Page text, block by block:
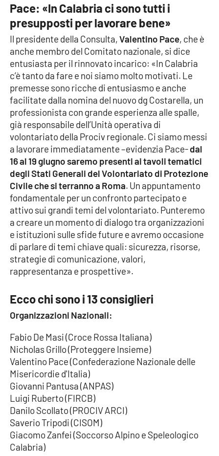
Parchi Marini Calabria
Leggendo Alvaro insieme
Imprese Di Calabria
Le perfidie di Antonella Grippo
Venti di comunicazione
STREAMING
LaC TV
LaC Network
LaC OnAir
EDIZIONI
LOCALI
Crotone
Vibo Valentia
Reggio Calabria
Cosenza
Lamezia Terme
PROGETTI
SPECIALI
Pace: «In Calabria ci sono tutti i
presupposti per lavorare bene»
Il presidente della Consulta,Valentino Pace, che è
anche membro del Comitato nazionale, si dice
entusiasta per il rinnovato incarico: «In Calabria
c’è tanto da fare e noi siamo molto motivati. Le
premesse sono ricche di entusiasmo e anche
facilitate dalla nomina del nuovo dg Costarella, un
professionista con grande esperienza alle spalle,
già responsabile dell’Unità operativa di
volontariato della Prociv regionale. Ci siamo messi
a lavorare immediatamente –evidenzia Pace-dal
16 al 19 giugno saremo presenti ai tavoli tematici
degli Stati Generali del Volontariato di Protezione
Civile che si terranno a Roma. Un appuntamento
fondamentale per un confronto partecipato e
attivo sui grandi temi del volontariato. Punteremo
a creare un momento di dialogo tra organizzazioni
e istituzioni sulle sfide future e avremo occasione
di parlare di temi chiave quali: sicurezza, risorse,
strategie di comunicazione, valori,
rappresentanza e prospettive».
Ecco chi sono i 13 consiglieri
Organizzazioni Nazionali:
Fabio De Masi (Croce Rossa Italiana)
Nicholas Grillo (Proteggere Insieme)
Valentino Pace (Confederazione Nazionale delle
Misericordie d'Italia)
Giovanni Pantusa (ANPAS)
Luigi Ruberto (FIRCB)
Danilo Scollato (PROCIV ARCI)
Saverio Tripodi (CISOM)
Giacomo Zanfei (Soccorso Alpino e Speleologico
Calabria)